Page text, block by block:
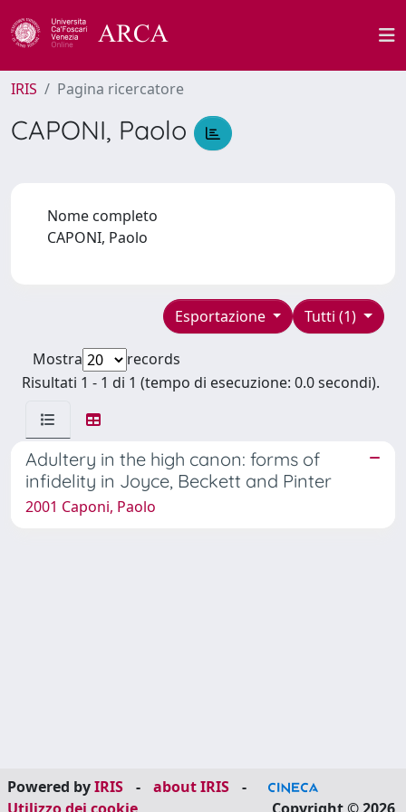
IRIS Pagina ricercatore
CAPONI, Paolo
Nome completo
CAPONI, Paolo
Tutti (1)
Esportazione
Mostra
records
Risultati 1 - 1 di 1 (tempo di esecuzione: 0.0 secondi).
Adultery in the high canon: forms of
infidelity in Joyce, Beckett and Pinter
2001 Caponi, Paolo
Powered byIRIS - about IRIS
-